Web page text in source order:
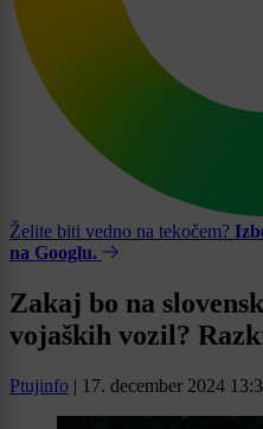
Želite biti vedno na tekočem?
na Googlu.
Zakaj bo na
vojaških vozil?
Ptujinfo | 17. december 2024